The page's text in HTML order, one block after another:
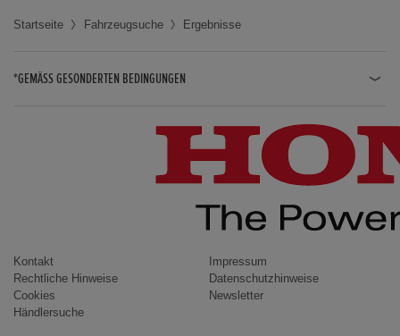
Startseite Fahrzeugsuche Ergebnisse
*GEMÄSS GESONDERTEN BEDINGUNGEN
CIVIC / CIVIC LIMOUSINE
INSIGHT
ACCORD
Kontakt
Impressum
Rechtliche Hinweise
Datenschutzhinweise
Cookies
Newsletter
Händlersuche